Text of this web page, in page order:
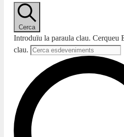
Cerca
Introduïu la paraula clau. Cerqueu
clau.